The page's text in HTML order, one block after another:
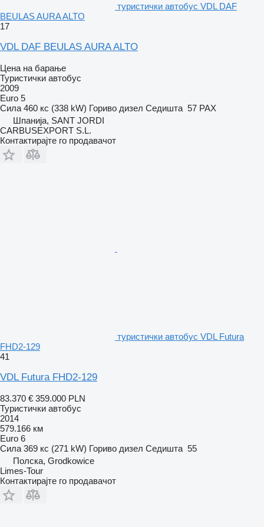
туристички автобус VDL DAF
BEULAS AURA ALTO
17
VDL DAF BEULAS AURA ALTO
Цена на барање
Туристички автобус
2009
Euro 5
Сила 460 кс (338 kW) Гориво дизел Седишта 57 PAX
Шпанија, SANT JORDI
CARBUSEXPORT S.L.
Контактирајте го продавачот
туристички автобус VDL Futura
FHD2-129
41
VDL Futura FHD2-129
83.370 € 359.000 PLN
Туристички автобус
2014
579.166 км
Euro 6
Сила 369 кс (271 kW) Гориво дизел Седишта 55
Полска, Grodkowice
Limes-Tour
Контактирајте го продавачот